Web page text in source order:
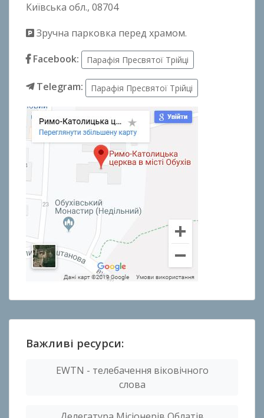
Київська обл., 08704
Зручна парковка перед храмом.
Facebook:
Парафія Пресвятої Трійці
Telegram: Парафія Пресвятої Трійці
Важливі ресурси:
EWTN - телебачення віковічного
слова